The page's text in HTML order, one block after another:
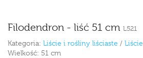
Filodendron - liść 51 cm L521
Kategoria: Liście i rośliny liściaste / Liście
Wielkość: 51 cm